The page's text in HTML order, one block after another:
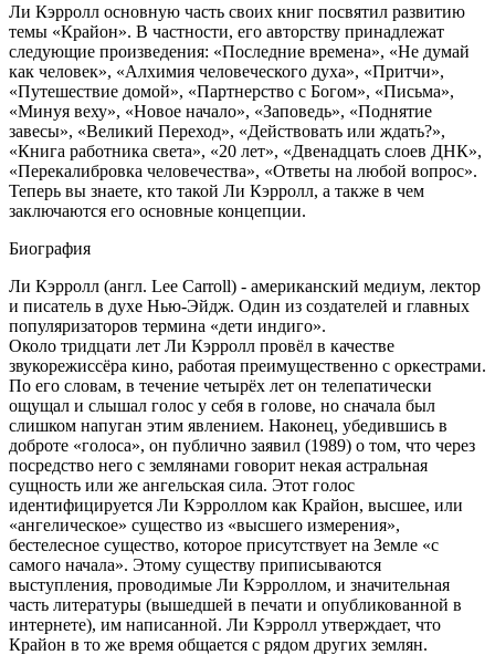
Ли Кэрролл основную часть своих книг посвятил развитию
темы «Крайон». В частности, его авторству принадлежат
следующие произведения: «Последние времена», «Не думай
как человек», «Алхимия человеческого духа», «Притчи»,
«Путешествие домой», «Партнерство с Богом», «Письма»,
«Минуя веху», «Новое начало», «Заповедь», «Поднятие
завесы», «Великий Переход», «Действовать или ждать?»,
«Книга работника света», «20 лет», «Двенадцать слоев ДНК»,
«Перекалибровка человечества», «Ответы на любой вопрос».
Теперь вы знаете, кто такой Ли Кэрролл, а также в чем
заключаются его основные концепции.
Биография
Ли Кэрролл (англ. Lee Carroll) - американский медиум, лектор
и писатель в духе Нью-Эйдж. Один из создателей и главных
популяризаторов термина «дети индиго».
Около тридцати лет Ли Кэрролл провёл в качестве
звукорежиссёра кино, работая преимущественно с оркестрами.
По его словам, в течение четырёх лет он телепатически
ощущал и слышал голос у себя в голове, но сначала был
слишком напуган этим явлением. Наконец, убедившись в
доброте «голоса», он публично заявил (1989) о том, что через
посредство него с землянами говорит некая астральная
сущность или же ангельская сила. Этот голос
идентифицируется Ли Кэрроллом как Крайон, высшее, или
«ангелическое» существо из «высшего измерения»,
бестелесное существо, которое присутствует на Земле «с
самого начала». Этому существу приписываются
выступления, проводимые Ли Кэрроллом, и значительная
часть литературы (вышедшей в печати и опубликованной в
интернете), им написанной. Ли Кэрролл утверждает, что
Крайон в то же время общается с рядом других землян.